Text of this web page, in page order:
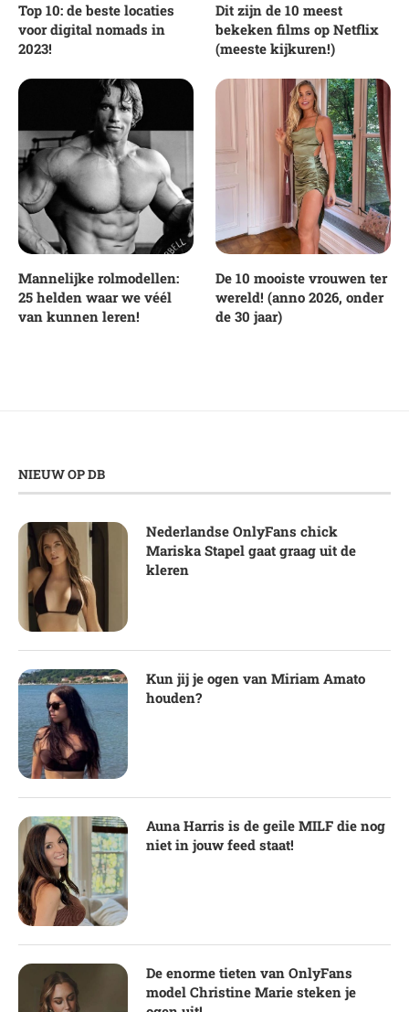
Top 10: de beste locaties
voor digital nomads in
2023!
Dit zijn de 10 meest
bekeken films op Netflix
(meeste kijkuren!)
Mannelijke rolmodellen:
25 helden waar we véél
van kunnen leren!
De 10 mooiste vrouwen ter
wereld! (anno 2026, onder
de 30 jaar)
NIEUW OP DB
Nederlandse OnlyFans chick
Mariska Stapel gaat graag uit de
kleren
Kun jij je ogen van Miriam Amato
houden?
Auna Harris is de geile MILF die nog
niet in jouw feed staat!
De enorme tieten van OnlyFans
model Christine Marie steken je